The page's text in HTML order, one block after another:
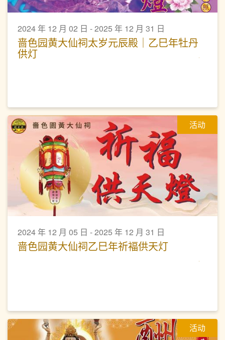
2024 年 12 月 02 日 - 2025 年 12 月 31 日
啬色园黄大仙祠太岁元辰殿｜乙巳年牡丹
供灯
活动
2024 年 12 月 05 日 - 2025 年 12 月 31 日
啬色园黄大仙祠乙巳年祈褔供天灯
活动